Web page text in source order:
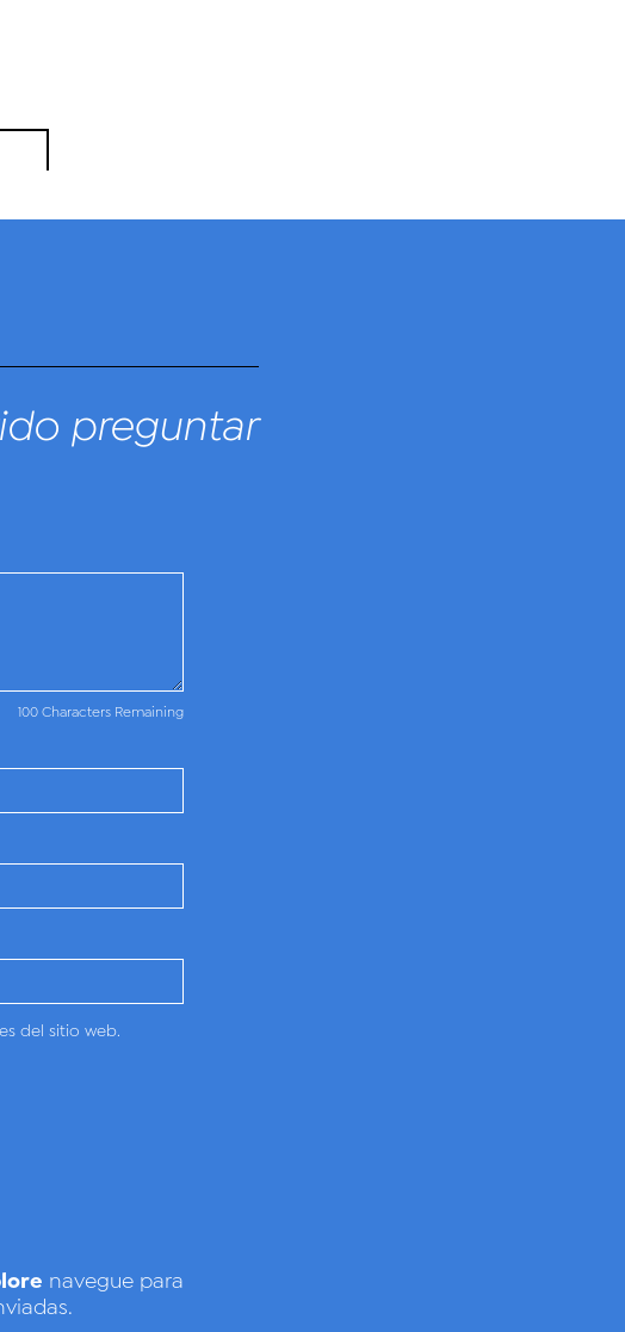
preguntar
100 Characters Remaining
del sitio web.
navegue para